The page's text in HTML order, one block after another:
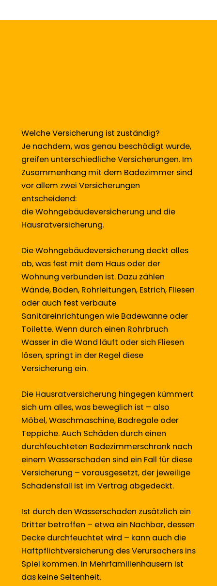
Welche Versicherung ist zuständig?
Je nachdem, was genau beschädigt wurde,
greifen unterschiedliche Versicherungen. Im
Zusammenhang mit dem Badezimmer sind
vor allem zwei Versicherungen
entscheidend:
die Wohngebäudeversicherung und die
Hausratversicherung.
Die Wohngebäudeversicherung deckt alles
ab, was fest mit dem Haus oder der
Wohnung verbunden ist. Dazu zählen
Wände, Böden, Rohrleitungen, Estrich, Fliesen
oder auch fest verbaute
Sanitäreinrichtungen wie Badewanne oder
Toilette. Wenn durch einen Rohrbruch
Wasser in die Wand läuft oder sich Fliesen
lösen, springt in der Regel diese
Versicherung ein.
Die Hausratversicherung hingegen kümmert
sich um alles, was beweglich ist – also
Möbel, Waschmaschine, Badregale oder
Teppiche. Auch Schäden durch einen
durchfeuchteten Badezimmerschrank nach
einem Wasserschaden sind ein Fall für diese
Versicherung – vorausgesetzt, der jeweilige
Schadensfall ist im Vertrag abgedeckt.
Ist durch den Wasserschaden zusätzlich ein
Dritter betroffen – etwa ein Nachbar, dessen
Decke durchfeuchtet wird – kann auch die
Haftpflichtversicherung des Verursachers ins
Spiel kommen. In Mehrfamilienhäusern ist
das keine Seltenheit.